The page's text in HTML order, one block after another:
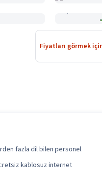
Fiyatları görmek
fazla dil bilen personel
kablosuz internet